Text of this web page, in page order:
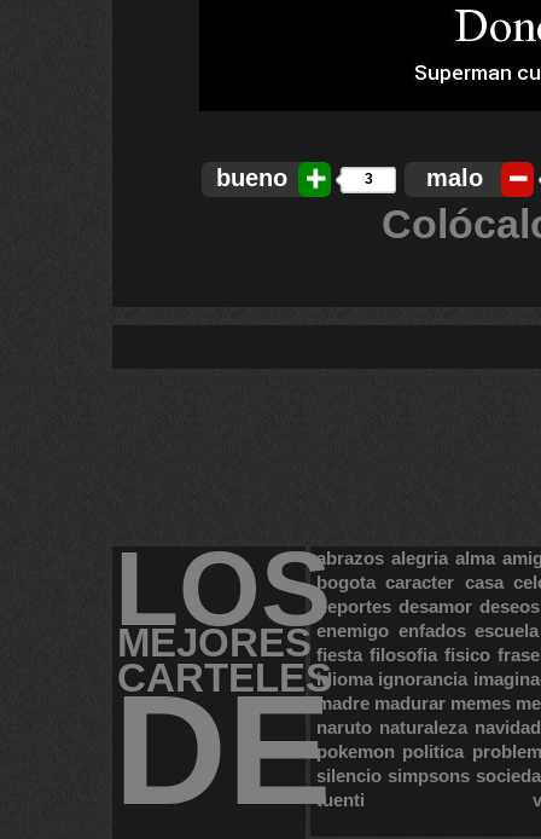
bueno 3 malo
LOS
MEJORES
CARTELES
DE
abrazos alegria alma
bogota caracter casa
deportes desamor deseos
enemigo enfados escuela
fiesta filosofia fisico
idioma ignorancia
madre madurar memes
naruto naturaleza navidad
pokemon politica
silencio simpsons
tuenti